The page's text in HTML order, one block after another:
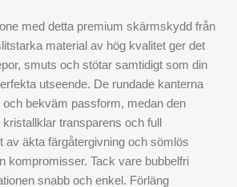
med detta premium skärmskydd från
material av hög kvalitet ger det
smuts och stötar samtidigt som din
utseende. De rundade kanterna
bekväm passform, medan den
transparens och full
av äkta färgåtergivning och sömlös
kompromisser. Tack vare bubbelfri
snabb och enkel. Förläng